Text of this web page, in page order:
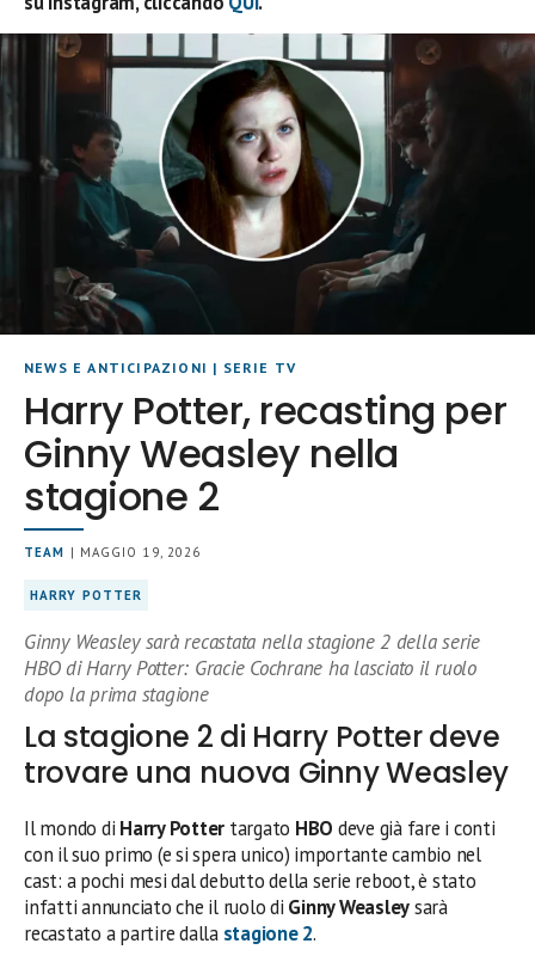
NEWS E ANTICIPAZIONI | SERIE TV
Harry Potter, recasting per
Ginny Weasley nella
stagione 2
TEAM | MAGGIO 19, 2026
HARRY POTTER
Ginny Weasley sarà recastata nella stagione 2 della serie
HBO di Harry Potter: Gracie Cochrane ha lasciato il ruolo
dopo la prima stagione
La stagione 2 di Harry Potter deve
trovare una nuova Ginny Weasley
Il mondo di Harry Potter targato HBO deve già fare i conti
con il suo primo (e si spera unico) importante cambio nel
cast: a pochi mesi dal debutto della serie reboot, è stato
infatti annunciato che il ruolo di Ginny Weasleysarà
recastato a partire dalla stagione 2.